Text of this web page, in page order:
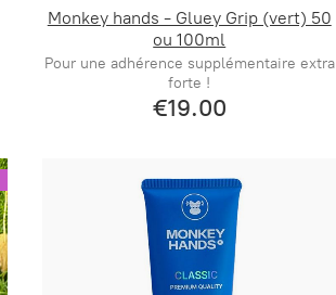
Monkey hands - Gluey Grip (vert) 50
ou 100ml
Pour une adhérence supplémentaire extra
forte !
€19.00